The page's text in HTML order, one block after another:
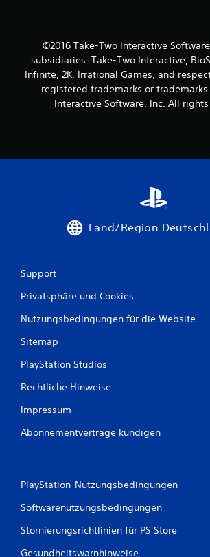
©2016 Take-Two Interactive
subsidiaries. Take-Two Interactive,
Infinite, 2K, Irrational Games, and
registered trademarks or
Interactive Software, Inc. All
Land/Region
Support
Privatsphäre und Cookies
Nutzungsbedingungen für die Website
Sitemap
PlayStation Studios
Rechtliche Hinweise
Impressum
Abonnementverträge kündigen
PlayStation-Nutzungsbedingungen
Softwarenutzungsbedingungen
Stornierungsrichtlinien für PS Store
Gesundheitswarnhinweise